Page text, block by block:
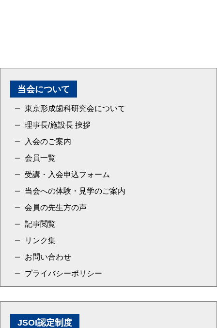
当会について
東京形成歯科研究会について
理事長/施設長 挨拶
入会のご案内
会員一覧
受講・入会申込フォーム
当会への体験・見学のご案内
会員の先生方の声
記事閲覧
リンク集
お問い合わせ
プライバシーポリシー
JSOI認定制度